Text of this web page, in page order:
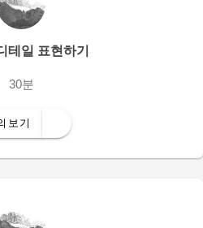
테일 표현하기
30분
보기